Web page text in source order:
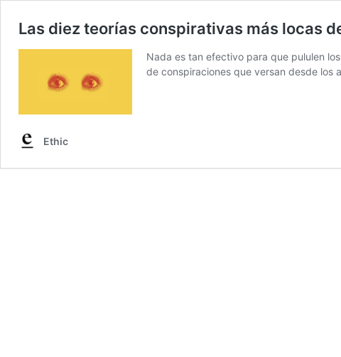
Las diez teorías conspirativas más locas
Nada es tan efectivo para que pululen
de conspiraciones que versan desde los
Ethic